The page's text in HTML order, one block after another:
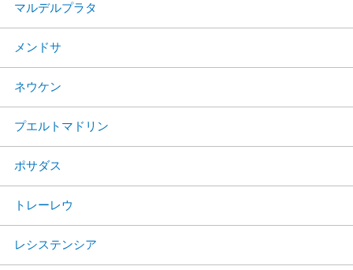
マルデルプラタ
メンドサ
ネウケン
プエルトマドリン
ポサダス
トレーレウ
レシステンシア